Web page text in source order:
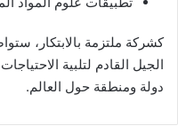
دولة ومنطقة حول العالم.